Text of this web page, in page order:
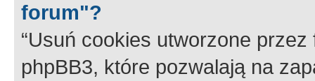
forum"?
“Usuń cookies utworzone
phpBB3, które pozwalają na